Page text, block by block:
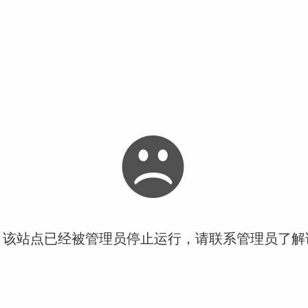
站点已经被管理员停止运行，请联系管理员了